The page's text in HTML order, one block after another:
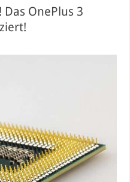
OnePlus 3